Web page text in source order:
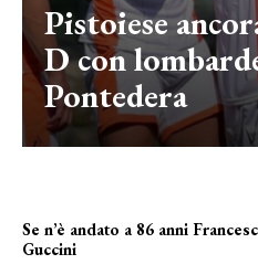
Pistoiese
D con
Pontedera
Se n’è andato a 86 anni
Guccini